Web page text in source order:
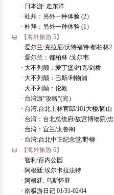
· 日本游: 走东洋
· 杜拜：另外一种体验 (2）
· 杜拜：另外一种体验 (1）
【海外旅游 5】
· 爱尔兰:克拉尼/沃特福特/都柏林2
· 爱尔兰：都柏林 /戈尔韦
· 大不列颠：爱丁堡/约克/剑桥
· 大不列颠：巴斯/利物浦
· 大不列颠：伦敦
· 台湾游“攻略“(完）
· 台湾:台北士林官邸/101大楼/圆山
· 台湾：台北总统府/故宫博物院/忠
· 台湾：宜兰/太鲁阁
· 台湾:台北中正纪念堂/野柳
【海外旅游 6】
· 智利:百内公园
· 阿根廷:埃尔卡拉法特
· 阿根廷: 乌斯怀亚
· 南极游日记 01/31-02/04